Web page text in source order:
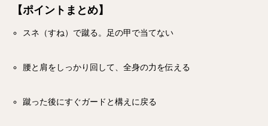
【ポイントまとめ】
スネ（すね）で蹴る。足の甲で当てない
腰と肩をしっかり回して、全身の力を伝える
蹴った後にすぐガードと構えに戻る